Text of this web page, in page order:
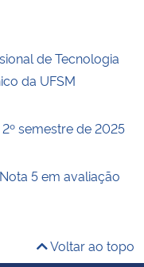
de Tecnologia
da UFSM
semestre de 2025
5 em avaliação
Voltar ao topo